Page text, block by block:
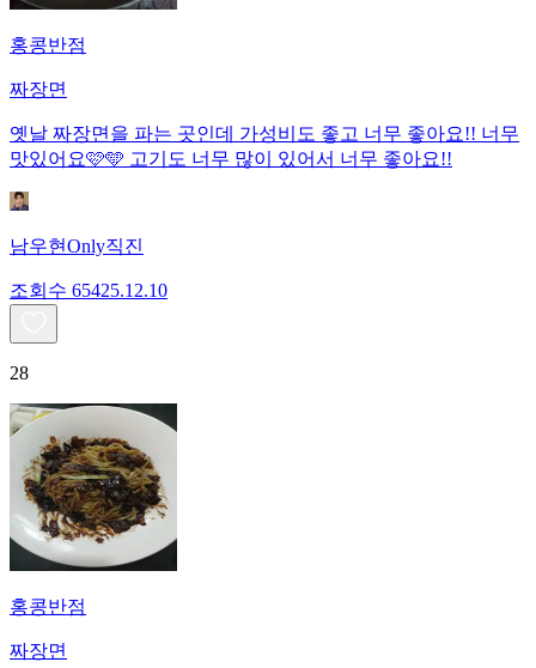
홍콩반점
짜장면
옛날 짜장면을 파는 곳인데 가성비도 좋고 너무 좋아요!! 너무
맛있어요🩷🩵 고기도 너무 많이 있어서 너무 좋아요!!
남우현Only직진
조회수 65425.12.10
28
홍콩반점
짜장면